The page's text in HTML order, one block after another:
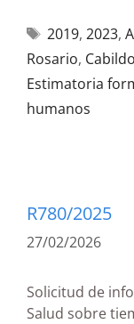
2019, 2023,
Rosario,
Estimatoria
humanos
R780/2025
27/02/2026
Solicitud de
Salud sobre